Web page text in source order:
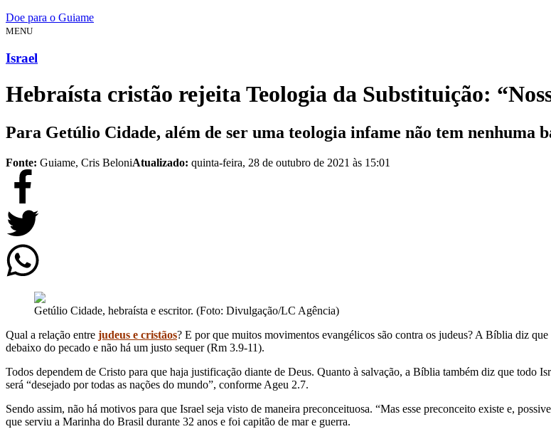
Doe para o Guiame
MENU
Israel
Hebraísta cristão rejeita Teologia da Substituição:
Para Getúlio Cidade, além de ser uma teologia infame não tem nenhuma
Fonte: Guiame, Cris BeloniAtualizado: quinta-feira, 28 de outubro de 2021 às 15:01
Getúlio Cidade, hebraísta e escritor. (Foto: Divulgação/LC Agência)
Qual a relação entre judeus e cristãos? E por que muitos movimentos evangélicos são contra os judeus? A Bíblia diz
debaixo do pecado e não há um justo sequer (Rm 3.9-11).
Todos dependem de Cristo para que haja justificação diante de Deus. Quanto à salvação, a Bíblia também diz que todo
será “desejado por todas as nações do mundo”, conforme Ageu 2.7.
Sendo assim, não há motivos para que Israel seja visto de maneira preconceituosa. “Mas esse preconceito existe e,
que serviu a Marinha do Brasil durante 32 anos e foi capitão de mar e guerra.